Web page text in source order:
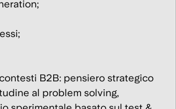
B2B: pensiero strategico
al problem solving,